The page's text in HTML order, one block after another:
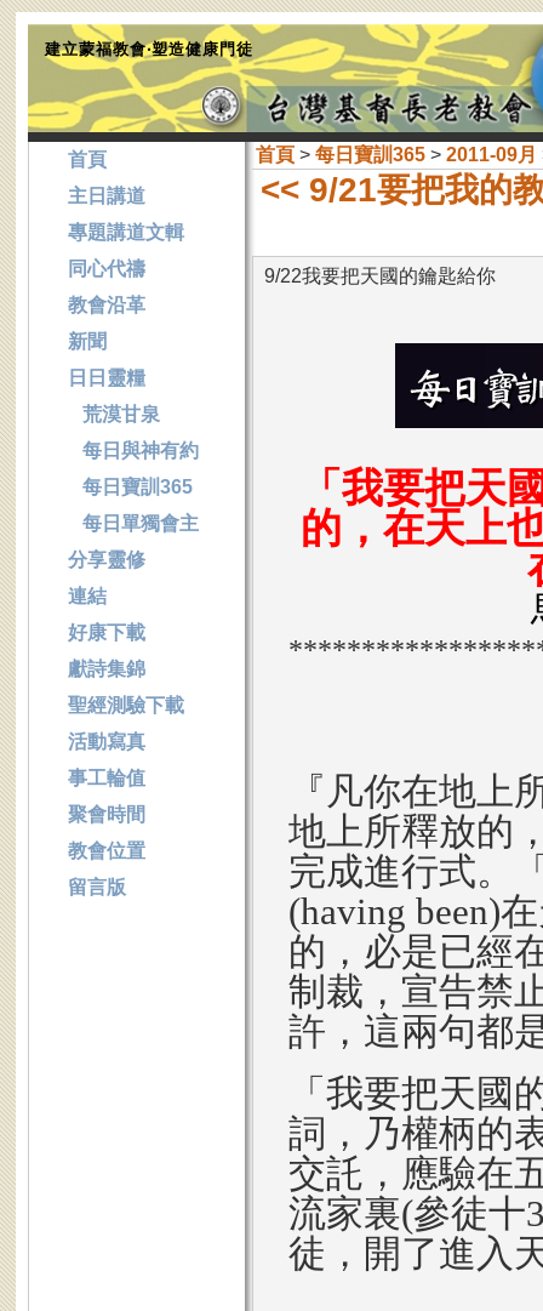
建立蒙福教會‧塑造健康門徒
首頁 >每日寶訓365 >2011-09月
<< 9/21要把我的
9/22我要把天國的鑰匙給你
「我要把天
的，在天上
『凡你在地上
地上所釋放的
完成進行式。
(having been)
的，必是已經
制裁，宣告禁
許，這兩句都
「我要把天國
詞，乃權柄的
交託，應驗在
流家裏(參徒十
徒，開了進入
首頁
主日講道
專題講道文輯
同心代禱
教會沿革
新聞
日日靈糧
荒漠甘泉
每日與神有約
每日寶訓365
每日單獨會主
分享靈修
連結
好康下載
獻詩集錦
聖經測驗下載
活動寫真
事工輪值
聚會時間
教會位置
留言版